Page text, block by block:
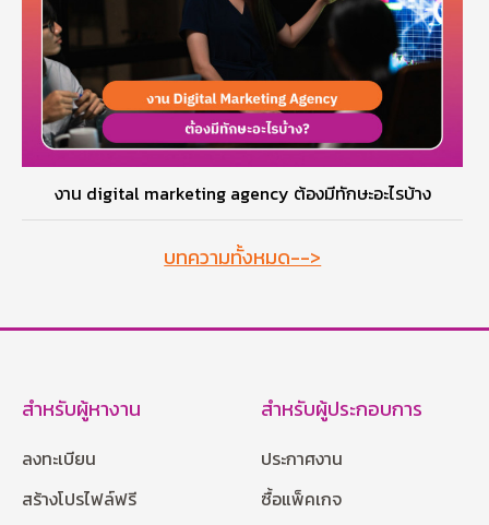
งาน digital marketing agency ต้องมีทักษะอะไรบ้าง
บทความทั้งหมด-->
สำหรับผู้หางาน
ลงทะเบียน
สร้างโปรไฟล์ฟรี
สำหรับผู้ประกอบการ
ประกาศงาน
ซื้อแพ็คเกจ